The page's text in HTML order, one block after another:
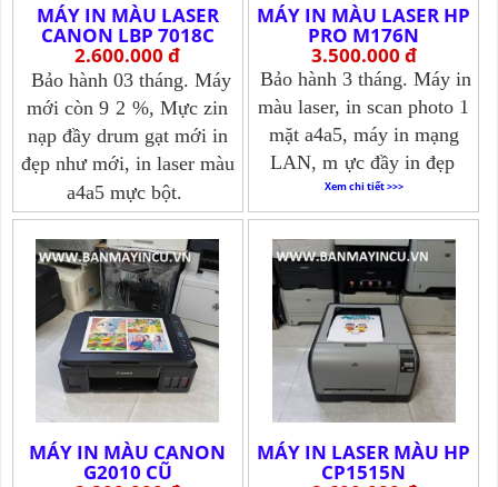
MÁY IN MÀU LASER
CANON LBP 7018C
2.600.000 đ
Bảo hành 03 tháng. Máy
mới còn 9 2 %, Mực zin
nạp đầy drum gạt mới in
đẹp như mới, in laser màu
a4a5 mực bột.
Xem chi tiết >>>
MÁY IN MÀU LASER HP
PRO M176N
3.500.000 đ
Bảo hành 3 tháng. Máy in
màu laser, in scan photo 1
mặt a4a5, máy in mạng
LAN, m ực đầy in đẹp
Xem chi tiết >>>
MÁY IN MÀU CANON
G2010 CŨ
MÁY IN LASER MÀU HP
CP1515N